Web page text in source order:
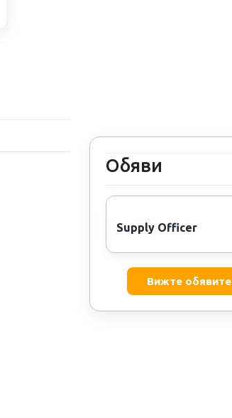
Обяви
Supply Officer
Вижте обявите